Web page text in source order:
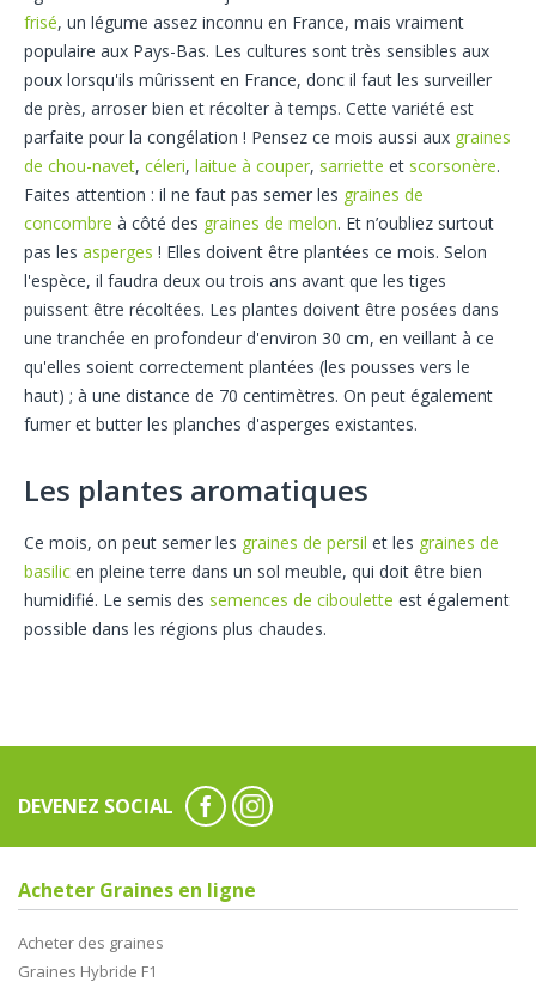
frisé, un légume assez inconnu en France, mais vraiment
populaire aux Pays-Bas. Les cultures sont très sensibles aux
poux lorsqu'ils mûrissent en France, donc il faut les surveiller
de près, arroser bien et récolter à temps. Cette variété est
parfaite pour la congélation ! Pensez ce mois aussi aux graines
de chou-navet, céleri, laitue à couper, sarriette et scorsonère.
Faites attention : il ne faut pas semer les graines de
concombre à côté des graines de melon. Et n’oubliez surtout
pas les asperges ! Elles doivent être plantées ce mois. Selon
l'espèce, il faudra deux ou trois ans avant que les tiges
puissent être récoltées. Les plantes doivent être posées dans
une tranchée en profondeur d'environ 30 cm, en veillant à ce
qu'elles soient correctement plantées (les pousses vers le
haut) ; à une distance de 70 centimètres. On peut également
fumer et butter les planches d'asperges existantes.
Les plantes aromatiques
Ce mois, on peut semer les graines de persil et les graines de
basilic en pleine terre dans un sol meuble, qui doit être bien
humidifié. Le semis des semences de ciboulette est également
possible dans les régions plus chaudes.
DEVENEZ SOCIAL
Acheter Graines en ligne
Acheter des graines
Graines Hybride F1